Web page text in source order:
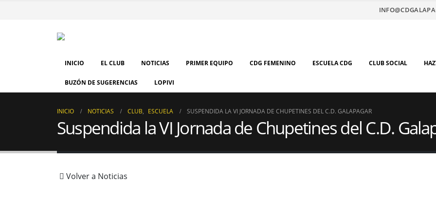
INICIO EL CLUB NOTICIAS PRIMER EQUIPO CDG FEMENINO ESCUELA CDG CLUB SOCIAL
BUZÓN DE SUGERENCIAS LOPIVI
INICIO NOTICIAS CLUB, ESCUELA SUSPENDIDA LA VI JORNADA DE CHUPETINES DEL C.D. GALAPAGAR
Suspendida la VI Jornada de Chupetines del C.D.
Volver a Noticias